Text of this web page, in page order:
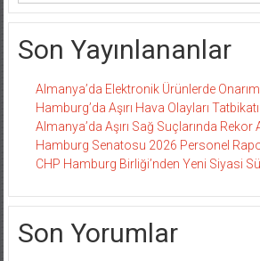
Son Yayınlananlar
Almanya’da Elektronik Ürünlerde Onarım
Hamburg’da Aşırı Hava Olayları Tatbikatı
Almanya’da Aşırı Sağ Suçlarında Rekor
Hamburg Senatosu 2026 Personel
CHP Hamburg Birliği’nden Yeni Siyasi
Son Yorumlar